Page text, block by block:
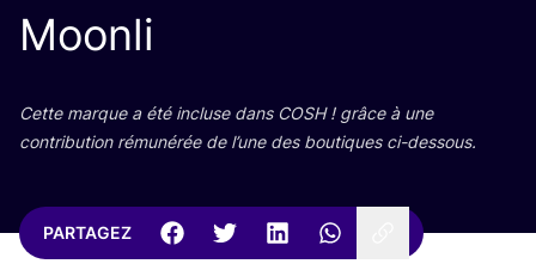
Moonli
Cette marque a été incluse dans COSH! grâce à une
contri­bu­tion rému­né­rée de l’une des bou­tiques ci-dessous.
PARTAGEZ